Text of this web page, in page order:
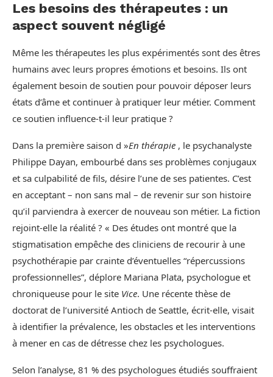
Les besoins des thérapeutes : un
aspect souvent négligé
Même les thérapeutes les plus expérimentés sont des êtres
humains avec leurs propres émotions et besoins. Ils ont
également besoin de soutien pour pouvoir déposer leurs
états d’âme et continuer à pratiquer leur métier. Comment
ce soutien influence-t-il leur pratique ?
Dans la première saison d »En thérapie , le psychanalyste
Philippe Dayan, embourbé dans ses problèmes conjugaux
et sa culpabilité de fils, désire l’une de ses patientes. C’est
en acceptant – non sans mal – de revenir sur son histoire
qu’il parviendra à exercer de nouveau son métier. La fiction
rejoint-elle la réalité ? « Des études ont montré que la
stigmatisation empêche des cliniciens de recourir à une
psychothérapie par crainte d’éventuelles “répercussions
professionnelles”, déplore Mariana Plata, psychologue et
chroniqueuse pour le site Vice. Une récente thèse de
doctorat de l’université Antioch de Seattle, écrit-elle, visait
à identifier la prévalence, les obstacles et les interventions
à mener en cas de détresse chez les psychologues.
Selon l’analyse, 81 % des psychologues étudiés souffraient